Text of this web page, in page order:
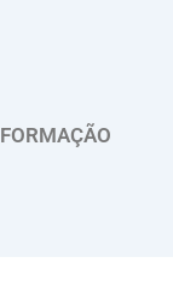
FORMAÇÃO
u